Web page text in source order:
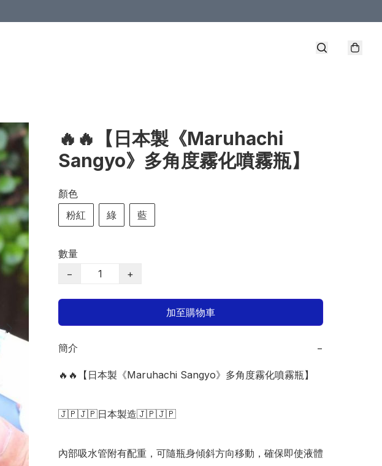
🔥🔥【日本製《Maruhachi
Sangyo》多角度霧化噴霧瓶】
顏色
粉紅
綠 藍
數量
−
+
加至購物車
簡介 −
🔥🔥【日本製《Maruhachi Sangyo》多角度霧化噴霧瓶】
🇯🇵🇯🇵日本製造🇯🇵🇯🇵
內部吸水管附有配重，可隨瓶身傾斜方向移動，確保即使液體